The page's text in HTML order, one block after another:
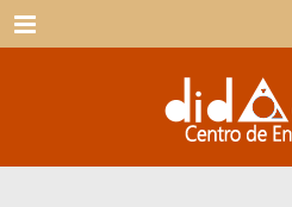
Menu